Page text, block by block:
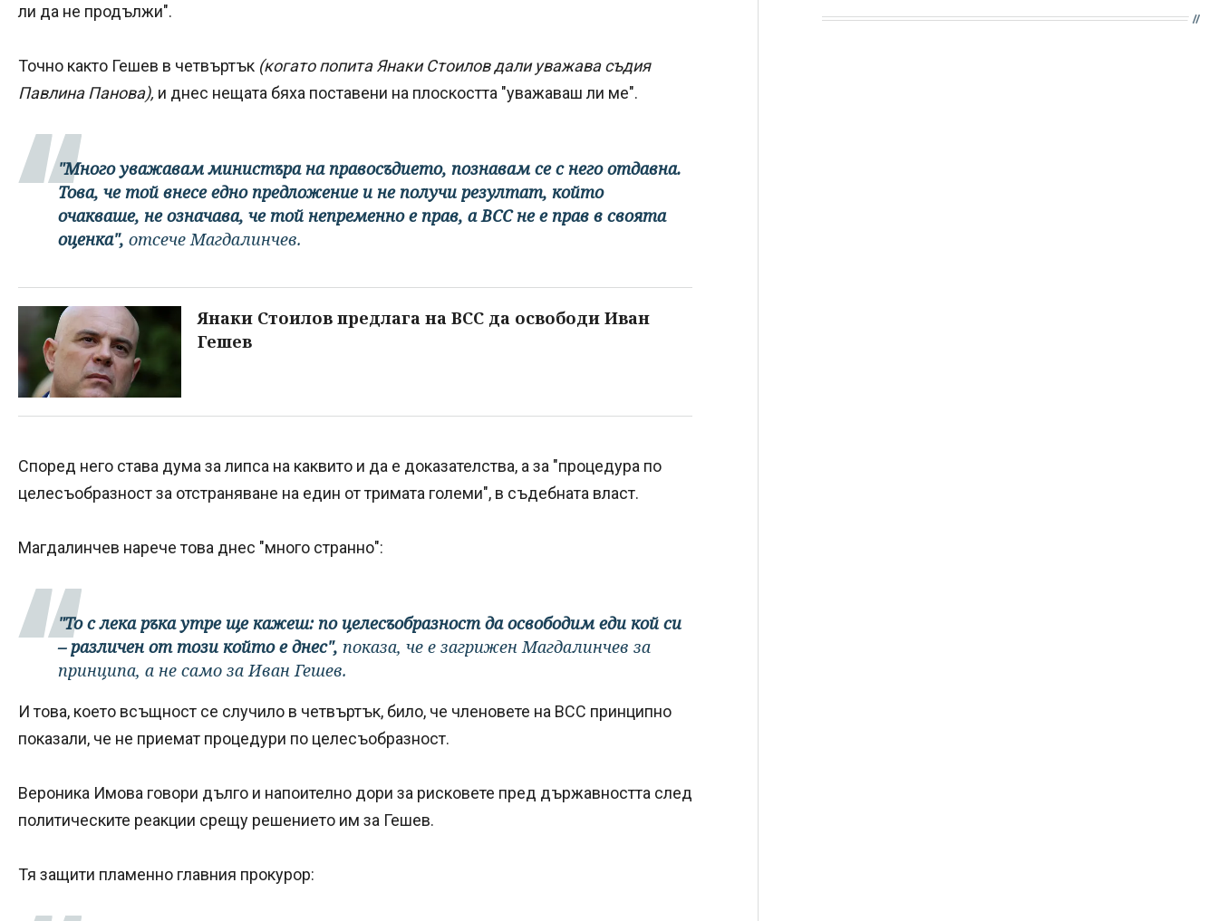
ли да не продължи".
Точно както Гешев в четвъртък (когато попита Янаки Стоилов дали уважава съдия
Павлина Панова), и днес нещата бяха поставени на плоскостта "уважаваш ли ме".
"Много уважавам министъра на правосъдието, познавам се с него отдавна.
Това, че той внесе едно предложение и не получи резултат, който
очакваше, не означава, че той непременно е прав, а ВСС не е прав в своята
оценка", отсече Магдалинчев.
Янаки Стоилов предлага на ВСС да освободи Иван
Гешев
Според него става дума за липса на каквито и да е доказателства, а за "процедура по
целесъобразност за отстраняване на един от тримата големи", в съдебната власт.
Магдалинчев нарече това днес "много странно":
"То с лека ръка утре ще кажеш: по целесъобразност да освободим еди кой си
– различен от този който е днес", показа, че е загрижен Магдалинчев за
принципа, а не само за Иван Гешев.
И това, което всъщност се случило в четвъртък, било, че членовете на ВСС принципно
показали, че не приемат процедури по целесъобразност.
Вероника Имова говори дълго и напоително дори за рисковете пред държавността след
политическите реакции срещу решението им за Гешев.
Тя защити пламенно главния прокурор: